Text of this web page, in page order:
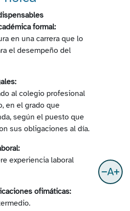
formal:
en una carrera que lo
el desempeño del
al colegio profesional
en el grado que
según el puesto que
sus obligaciones al día.
experiencia laboral
ofimáticas: